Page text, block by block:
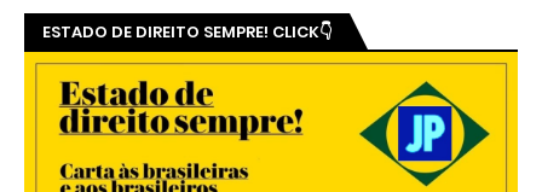
ESTADO DE DIREITO SEMPRE! CLICK👇